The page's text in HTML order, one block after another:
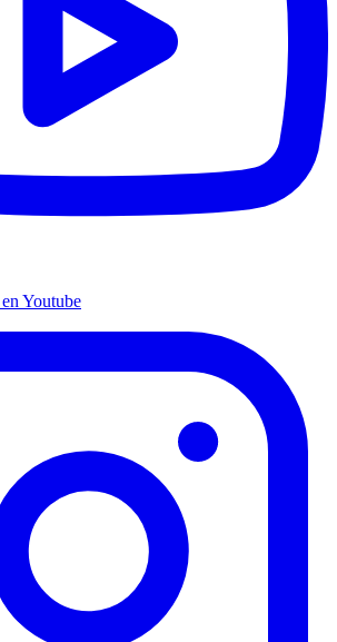
Youtube